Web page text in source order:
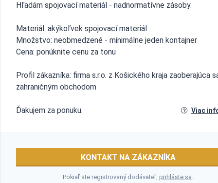
Hľadám spojovací materiál - nadnormatívne zásoby.
Materiál: akýkoľvek spojovací materiál
Množstvo: neobmedzené - minimálne jeden kontajner
Cena: ponúknite cenu za tonu
Profil zákazníka: firma s.r.o. z Košického kraja zaoberajúca
zahraničným obchodom
Ďakujem za ponuku. Viac
KONTAKT NA ZÁKAZNÍKA
Pokiaľ ste registrovaný dodávateľ,prihláste sa.